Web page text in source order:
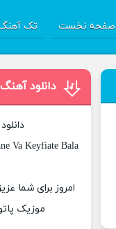
صفحه نخست تک
دانلود
Va Keyfiate Bala
امروز برای شما
موزیک